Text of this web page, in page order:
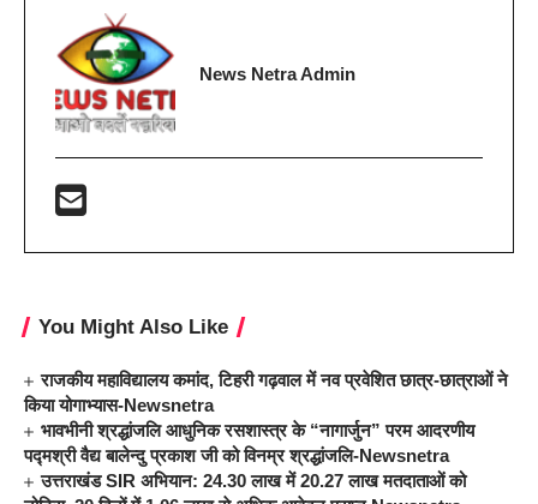
News Netra Admin
You Might Also Like
राजकीय महाविद्यालय कमांद, टिहरी गढ़वाल में नव प्रवेशित छात्र-छात्राओं ने
किया योगाभ्यास-Newsnetra
भावभीनी श्रद्धांजलि आधुनिक रसशास्त्र के “नागार्जुन” परम आदरणीय
पद्मश्री वैद्य बालेन्दु प्रकाश जी को विनम्र श्रद्धांजलि-Newsnetra
उत्तराखंड SIR अभियान: 24.30 लाख में 20.27 लाख मतदाताओं को